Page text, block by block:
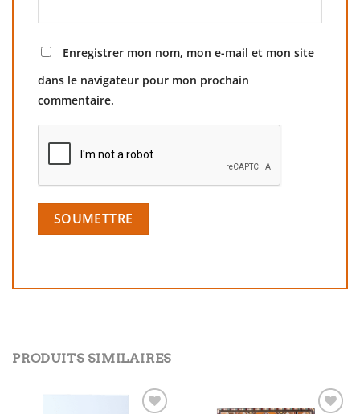
Enregistrer mon nom, mon e-mail et mon site
dans le navigateur pour mon prochain
commentaire.
PRODUITS SIMILAIRES